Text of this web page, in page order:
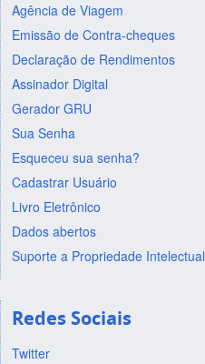
Agência de Viagem
Emissão de Contra-cheques
Declaração de Rendimentos
Assinador Digital
Gerador GRU
Sua Senha
Esqueceu sua senha?
Cadastrar Usuário
Livro Eletrônico
Dados abertos
Suporte a Propriedade Intelectual
Redes Sociais
Twitter